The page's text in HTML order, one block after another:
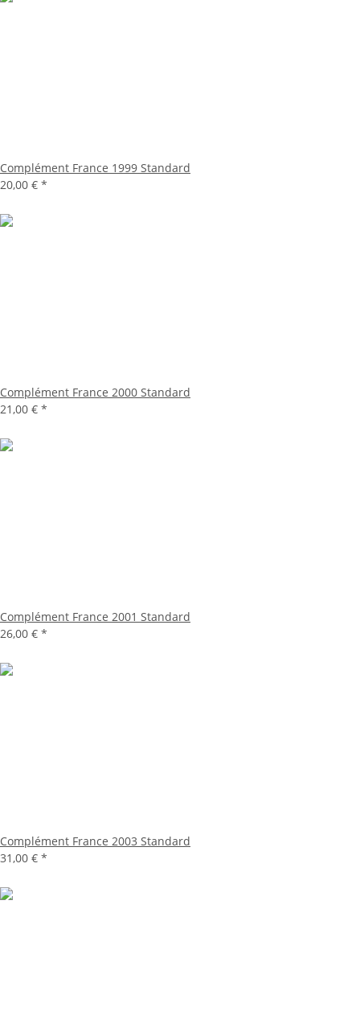
Complément France 1999 Standard
20,00 € *
Complément France 2000 Standard
21,00 € *
Complément France 2001 Standard
26,00 € *
Complément France 2003 Standard
31,00 € *